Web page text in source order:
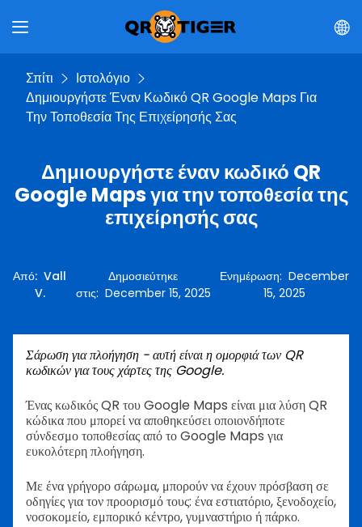
Σπίτι
Ιστολόγιο
Δημιουργήστε Έναν Κωδικό QR Google Maps Για
Την Τοποθεσία Της Επιχείρησής Σας
Δημιουργήστε έναν κωδικό QR
Google Maps για την τοποθεσία της
επιχείρησής σας
Από: Vall
V.
Δημοσιεύτηκε
στις: December 15, 2025
Ενημέρωση: December
15, 2025
Σάρωση για πλοήγηση - αυτή είναι η ομορφιά των QR
κωδικών για τους χάρτες της Google.
Ένας κωδικός QR του Google Maps είναι μια λύση QR
κώδικα που μπορεί να αποθηκεύσει οποιονδήποτε
σύνδεσμο τοποθεσίας από το Google Maps για
ευκολότερη πλοήγηση.
Με ένα γρήγορο σάρωμα, μπορούν να έχουν πρόσβαση σε
οδηγίες για τον προορισμό τους: ένα εστιατόριο, ξενοδοχείο,
νοσοκομείο, εμπορικό κέντρο, γυμναστήριο ή πάρκο.